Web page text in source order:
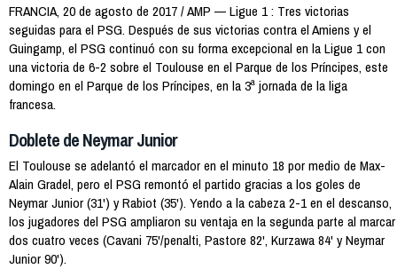
FRANCIA, 20 de agosto de 2017 / AMP — Ligue 1 : Tres victorias
seguidas para el PSG. Después de sus victorias contra el Amiens y el
Guingamp, el PSG continuó con su forma excepcional en la Ligue 1 con
una victoria de 6-2 sobre el Toulouse en el Parque de los Príncipes, este
domingo en el Parque de los Príncipes, en la 3ª jornada de la liga
francesa.
Doblete de Neymar Junior
El Toulouse se adelantó el marcador en el minuto 18 por medio de Max-
Alain Gradel, pero el PSG remontó el partido gracias a los goles de
Neymar Junior (31') y Rabiot (35'). Yendo a la cabeza 2-1 en el descanso,
los jugadores del PSG ampliaron su ventaja en la segunda parte al marcar
dos cuatro veces (Cavani 75'/penalti, Pastore 82', Kurzawa 84' y Neymar
Junior 90').